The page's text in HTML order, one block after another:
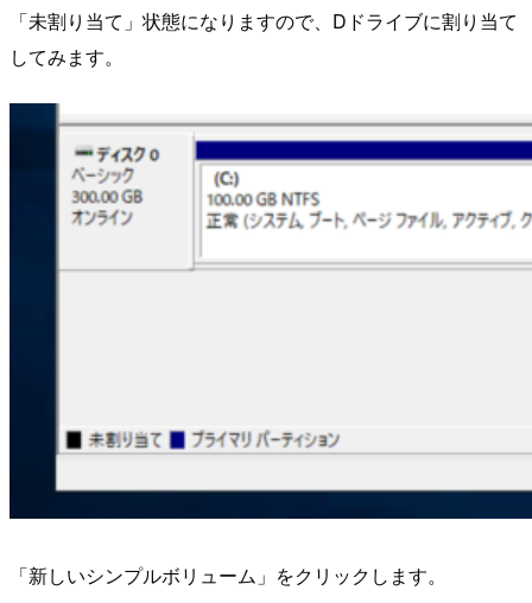
「未割り当て」状態になりますので、Dドライブに割り当て
してみます。
「新しいシンプルボリューム」をクリックします。